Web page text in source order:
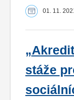
01. 11.
stáže